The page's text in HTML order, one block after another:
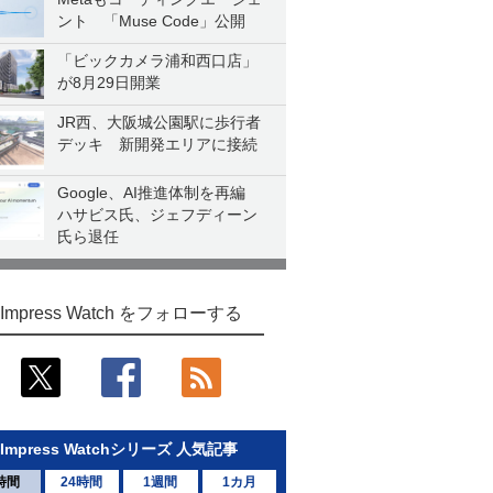
ント 「Muse Code」公開
「ビックカメラ浦和西口店」
が8月29日開業
JR西、大阪城公園駅に歩行者
デッキ 新開発エリアに接続
Google、AI推進体制を再編
ハサビス氏、ジェフディーン
氏ら退任
Impress Watch をフォローする
Impress Watchシリーズ 人気記事
間 24時間 1週間 1カ月